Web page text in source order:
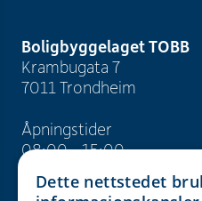
Boligbyggelaget TOBB
Krambugata 7
7011 Trondheim
Åpningstider
08:00 - 15:00
info@tobb.no
Dette nettstedet